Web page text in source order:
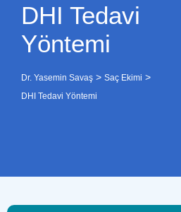
DHI Tedavi
Yöntemi
Dr. Yasemin Savaş > Saç Ekimi >
DHI Tedavi Yöntemi